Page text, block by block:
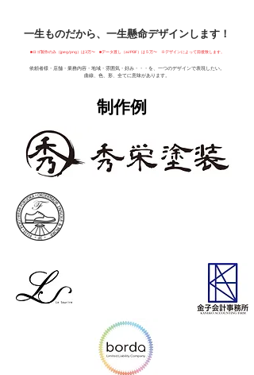
一生ものだから、一生懸命デザインします！
■ロゴ製作のみ（jpeg/png）は3万〜 ■データ渡し（ai/PDF）は５万〜 ※デザインによって前後致します。
依頼者様・店舗・業務内容・地域・雰囲気・好み・・・を、一つのデザインで表現したい。
​曲線、色、形、全てに意味があります。
制作例